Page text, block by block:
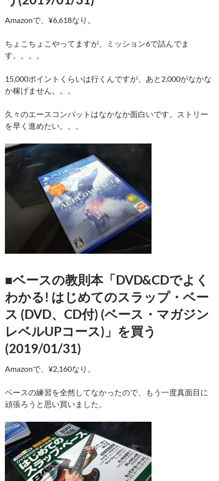
Amazonで、¥6,618なり。
ちょこちょこやってますが、ミッション6で詰んでま
す。。。。
15,000ポイントくらいは行くんですが、あと2,000がなかな
か稼げません。。。
久々のエースコンバットはなかなか面白いです。ストリー
を早く進めたい。。。
■ベースの教則本「DVD&CDでよく
わかる! はじめてのスラップ・ベー
ス (DVD、CD付) (ベース・マガジン
レベルUPコース)」を買う
(2019/01/31)
Amazonで、¥2,160なり。
ベースの練習を全然してなかったので、もう一度真面目に
頑張ろうと思い買いました。